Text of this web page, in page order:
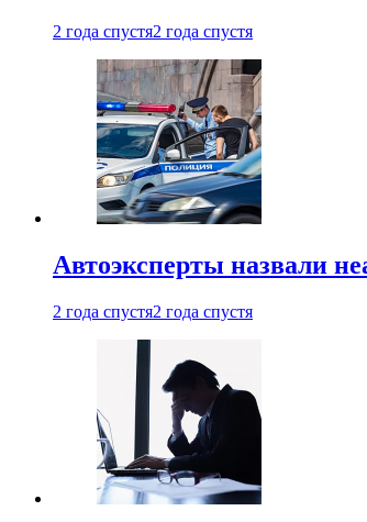
2 года спустя2 года спустя
Автоэксперты назвали
2 года спустя2 года спустя